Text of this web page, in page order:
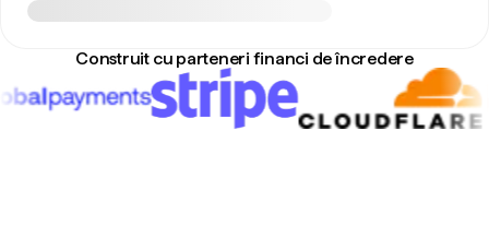
Construit cu parteneri financi de încredere